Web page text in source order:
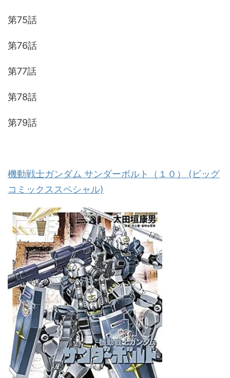
第75話
第76話
第77話
第78話
第79話
機動戦士ガンダム サンダーボルト（１０） (ビッグ
コミックススペシャル)